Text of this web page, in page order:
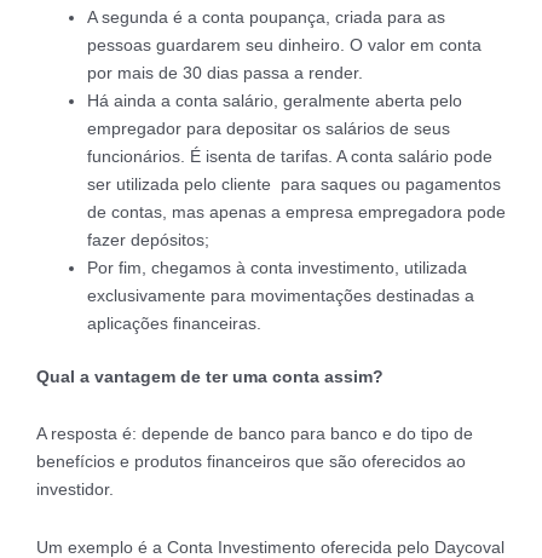
A segunda é a conta poupança, criada para as
pessoas guardarem seu dinheiro. O valor em conta
por mais de 30 dias passa a render.
Há ainda a conta salário, geralmente aberta pelo
empregador para depositar os salários de seus
funcionários. É isenta de tarifas. A conta salário pode
ser utilizada pelo cliente para saques ou pagamentos
de contas, mas apenas a empresa empregadora pode
fazer depósitos;
Por fim, chegamos à conta investimento, utilizada
exclusivamente para movimentações destinadas a
aplicações financeiras.
Qual a vantagem de ter uma conta assim?
A resposta é: depende de banco para banco e do tipo de
benefícios e produtos financeiros que são oferecidos ao
investidor.
Um exemplo é a Conta Investimento oferecida pelo Daycoval